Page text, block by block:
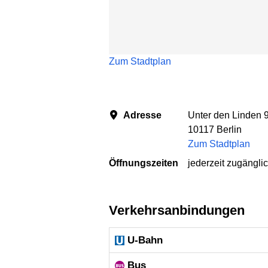
Zum Stadtplan
Adresse
Unter den Linden
10117 Berlin
Zum Stadtplan
Öffnungszeiten
jederzeit
Verkehrsanbindungen
U-Bahn
Bus